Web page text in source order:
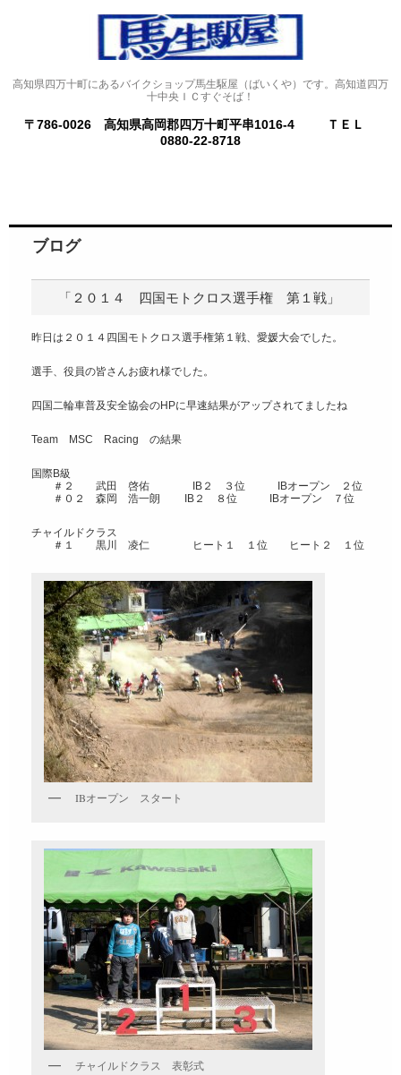
高知県四万十町にあるバイクショップ馬生駆屋（ばいくや）です。高知道四万
十中央ＩＣすぐそば！
〒786-0026 高知県高岡郡四万十町平串1016-4
ＴＥＬ
0880-22-8718
ブログ
「２０１４ 四国モトクロス選手権 第１戦」
昨日は２０１４四国モトクロス選手権第１戦、愛媛大会でした。
選手、役員の皆さんお疲れ様でした。
四国二輪車普及安全協会のHPに早速結果がアップされてましたね
Team MSC Racing の結果
国際B級
＃２ 武田 啓佑 IB２ ３位 IBオープン ２位
＃０２ 森岡 浩一朗 IB２ ８位 IBオープン ７位
チャイルドクラス
＃１ 黒川 凌仁 ヒート１ １位 ヒート２ １位
IBオープン スタート
チャイルドクラス 表彰式